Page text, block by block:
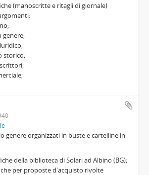
(manoscritte e ritagli di giornale)
genere;
storico;
genere organizzati in buste e cartelline in
della biblioteca di Solari ad Albino (BG);
per proposte d'acquisto rivolte